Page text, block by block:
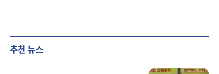
추천 뉴스